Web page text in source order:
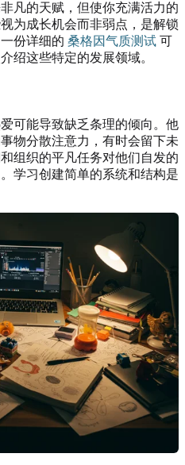
凡的天赋，但使你充满活力的
为成长机会而非弱点，是解锁
份详细的 桑格因气质测试 可
绍这些特定的发展领域。
可能导致缺乏条理的倾向。他
物分散注意力，有时会留下未
组织的平凡任务对他们自发的
学习创建简单的系统和结构是